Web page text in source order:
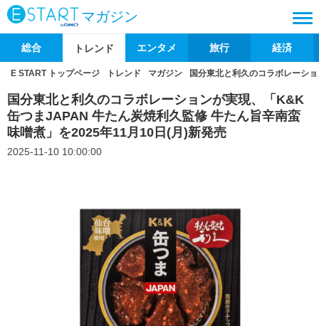
マガジン
総合 トレンド エンタメ 旅行 経済
E START トップページ トレンド マガジン 国分東北と利久のコラボレーシ
国分東北と利久のコラボレーションが実現、「K&K
缶つまJAPAN 牛たん炭焼利久監修 牛たん旨辛南蛮
味噌煮」を2025年11月10日(月)新発売
2025-11-10 10:00:00